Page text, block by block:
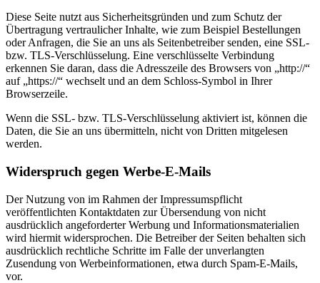
Diese Seite nutzt aus Sicherheitsgründen und zum Schutz der
Übertragung vertraulicher Inhalte, wie zum Beispiel Bestellungen
oder Anfragen, die Sie an uns als Seitenbetreiber senden, eine SSL-
bzw. TLS-Verschlüsselung. Eine verschlüsselte Verbindung
erkennen Sie daran, dass die Adresszeile des Browsers von „http://“
auf „https://“ wechselt und an dem Schloss-Symbol in Ihrer
Browserzeile.
Wenn die SSL- bzw. TLS-Verschlüsselung aktiviert ist, können die
Daten, die Sie an uns übermitteln, nicht von Dritten mitgelesen
werden.
Widerspruch gegen Werbe-E-Mails
Der Nutzung von im Rahmen der Impressumspflicht
veröffentlichten Kontaktdaten zur Übersendung von nicht
ausdrücklich angeforderter Werbung und Informationsmaterialien
wird hiermit widersprochen. Die Betreiber der Seiten behalten sich
ausdrücklich rechtliche Schritte im Falle der unverlangten
Zusendung von Werbeinformationen, etwa durch Spam-E-Mails,
vor.